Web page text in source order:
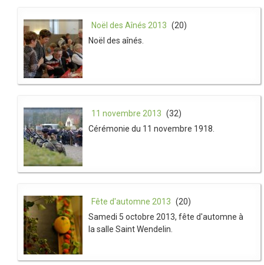
Noël des Aînés 2013 (20)
Noël des aînés.
11 novembre 2013 (32)
Cérémonie du 11 novembre 1918.
Fête d'automne 2013 (20)
Samedi 5 octobre 2013, fête d'automne à
la salle Saint Wendelin.